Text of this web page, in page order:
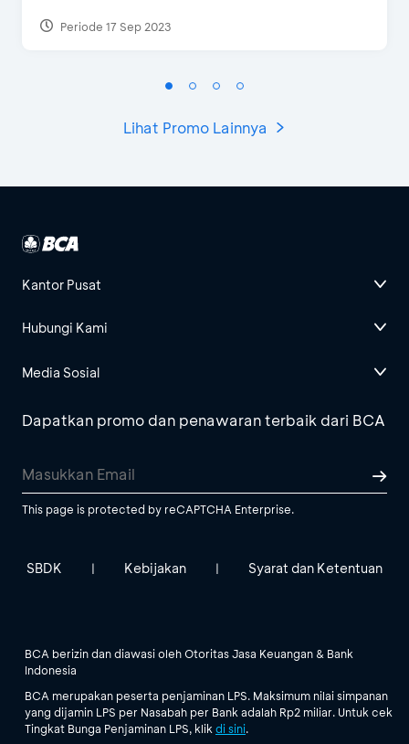
Periode 17 Sep 2023
Lihat Promo Lainnya
Kantor Pusat
Hubungi Kami
Media Sosial
Dapatkan promo dan penawaran terbaik dari BCA
This page is protected by reCAPTCHA Enterprise.
SBDK | Kebijakan | Syarat dan Ketentuan
BCA berizin dan diawasi oleh Otoritas Jasa Keuangan & Bank
Indonesia
BCA merupakan peserta penjaminan LPS. Maksimum nilai simpanan
yang dijamin LPS per Nasabah per Bank adalah Rp2 miliar. Untuk cek
Tingkat Bunga Penjaminan LPS, klik di sini.